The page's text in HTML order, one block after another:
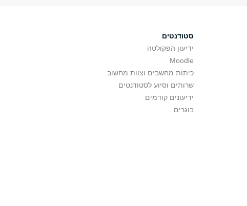
סטודנטים
ידיעון הפקולטה
Moodle
כיתות מחשבים וצוות מחשוב
שרותים וסיוע לסטודנטים
ידיעונים קודמים
בוגרים